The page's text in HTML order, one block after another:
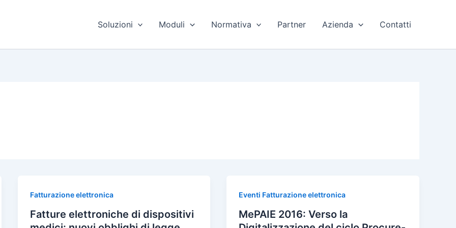
Soluzioni Moduli Normativa Partner Azienda Contatti
Fatturazione elettronica
Fatture elettroniche di dispositivi
Eventi Fatturazione elettronica
MePAIE 2016: Verso la